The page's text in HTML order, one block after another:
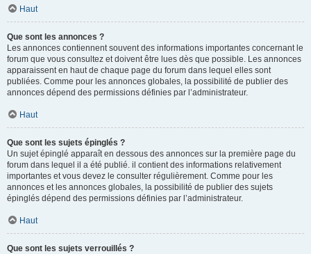
Haut
Que sont les annonces ?
Les annonces contiennent souvent des informations importantes concernant le
forum que vous consultez et doivent être lues dès que possible. Les annonces
apparaissent en haut de chaque page du forum dans lequel elles sont
publiées. Comme pour les annonces globales, la possibilité de publier des
annonces dépend des permissions définies par l’administrateur.
Haut
Que sont les sujets épinglés ?
Un sujet épinglé apparaît en dessous des annonces sur la première page du
forum dans lequel il a été publié. il contient des informations relativement
importantes et vous devez le consulter régulièrement. Comme pour les
annonces et les annonces globales, la possibilité de publier des sujets
épinglés dépend des permissions définies par l’administrateur.
Haut
Que sont les sujets verrouillés ?